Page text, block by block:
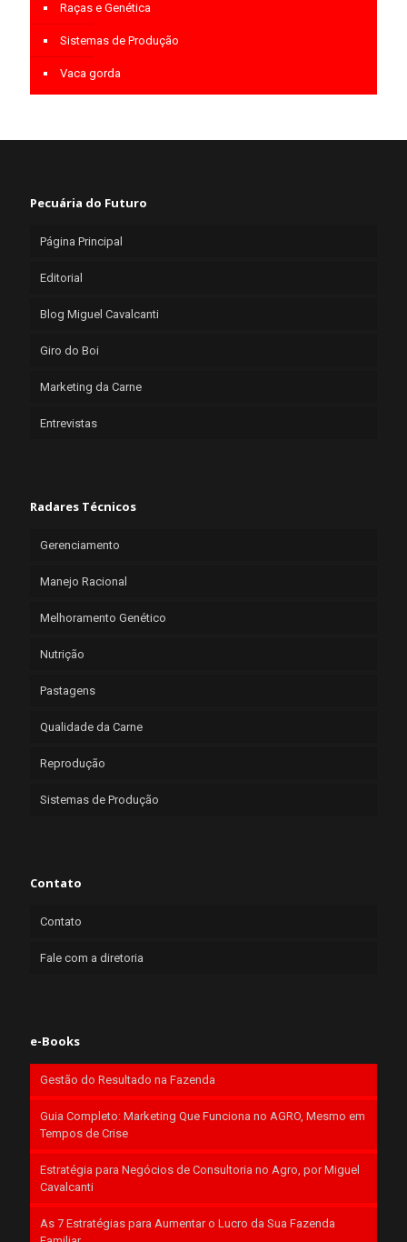
Raças e Genética
Sistemas de Produção
Vaca gorda
Pecuária do Futuro
Página Principal
Editorial
Blog Miguel Cavalcanti
Giro do Boi
Marketing da Carne
Entrevistas
Radares Técnicos
Gerenciamento
Manejo Racional
Melhoramento Genético
Nutrição
Pastagens
Qualidade da Carne
Reprodução
Sistemas de Produção
Contato
Contato
Fale com a diretoria
e-Books
Gestão do Resultado na Fazenda
Guia Completo: Marketing Que Funciona no AGRO, Mesmo em
Tempos de Crise
Estratégia para Negócios de Consultoria no Agro, por Miguel
Cavalcanti
As 7 Estratégias para Aumentar o Lucro da Sua Fazenda